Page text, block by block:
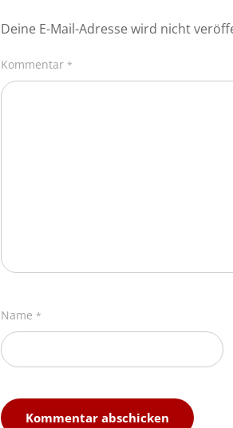
Deine E-Mail-Adresse wird nicht
Kommentar *
Name *